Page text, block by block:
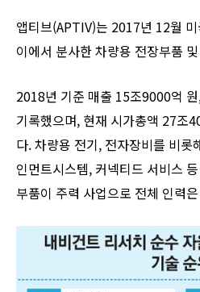
앱티브(APTIV)는 2017년 12월
이에서 분사한 차량용 전장부품
2018년 기준 매출 15조9000억
기록했으며, 현재 시가총액 27조
다. 차량용 전기, 전자장비를 비롯
인먼트시스템, 커넥티드 서비스
부품이 주력 사업으로 전체 인력